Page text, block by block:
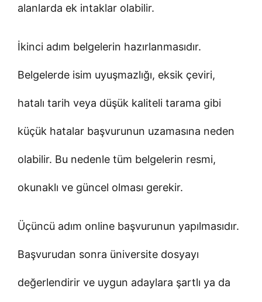
alanlarda ek intaklar olabilir.
İkinci adım belgelerin hazırlanmasıdır.
Belgelerde isim uyuşmazlığı, eksik çeviri,
hatalı tarih veya düşük kaliteli tarama gibi
küçük hatalar başvurunun uzamasına neden
olabilir. Bu nedenle tüm belgelerin resmi,
okunaklı ve güncel olması gerekir.
Üçüncü adım online başvurunun yapılmasıdır.
Başvurudan sonra üniversite dosyayı
değerlendirir ve uygun adaylara şartlı ya da